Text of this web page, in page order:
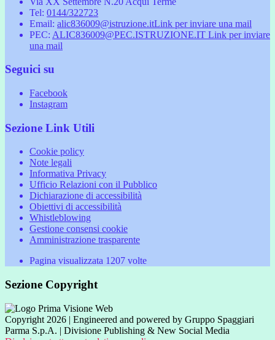
Tel: 0144/322723
Email: alic836009@istruzione.itLink per inviare una mail
PEC: ALIC836009@PEC.ISTRUZIONE.IT Link per inviare
una mail
Seguici su
Facebook
Instagram
Sezione Link Utili
Cookie policy
Note legali
Informativa Privacy
Ufficio Relazioni con il Pubblico
Dichiarazione di accessibilità
Obiettivi di accessibilità
Whistleblowing
Gestione consensi cookie
Amministrazione trasparente
Pagina visualizzata 1207 volte
Sezione Copyright
Copyright 2026 | Engineered and powered by Gruppo Spaggiari
Parma S.p.A. | Divisione Publishing & New Social Media